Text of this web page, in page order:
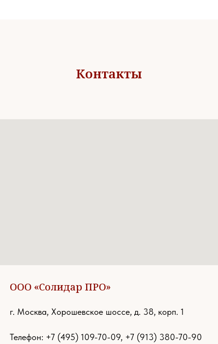
Контакты
ООО «Солидар ПРО»
г. Москва, Хорошевское шоссе, д. 38, корп. 1
Телефон: +7 (495) 109-70-09, +7 (913) 380-70-90